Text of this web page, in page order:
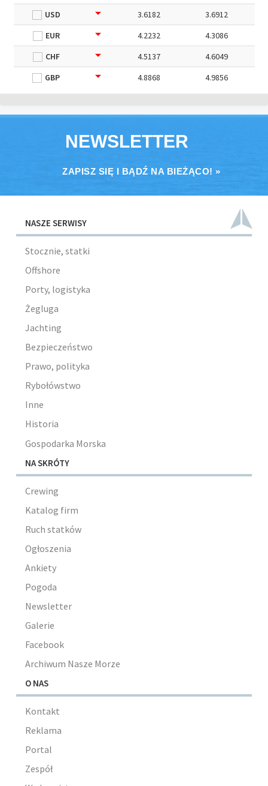
USD
3.6182
3.6912
EUR
4.2232
4.3086
CHF
4.5137
4.6049
GBP
4.8868 4.9856
NEWSLETTER
ZAPISZ SIĘ I BĄDŹ NA BIEŻĄCO! »
NASZE SERWISY
Stocznie, statki
Offshore
Porty, logistyka
Żegluga
Jachting
Bezpieczeństwo
Prawo, polityka
Rybołówstwo
Inne
Historia
Gospodarka Morska
NA SKRÓTY
Crewing
Katalog firm
Ruch statków
Ogłoszenia
Ankiety
Pogoda
Newsletter
Galerie
Facebook
Archiwum Nasze Morze
O NAS
Kontakt
Reklama
Portal
Zespół